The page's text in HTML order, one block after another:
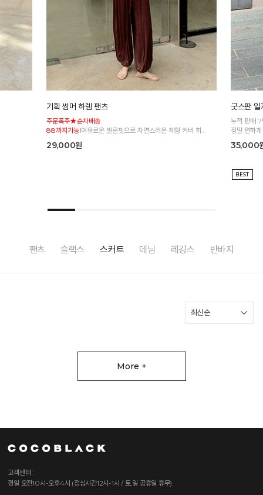
기획 썸머 하렘 팬츠
주문폭주★순차배송
88까지가능!여유로운 벌룬핏으로 자연스러운 체형 커버 허리
전체 밴딩으로 편안한 착용감
29,000원
굿스판
누적 판매
정말 편하
35,000
팬츠 슬랙스 스커트 데님 레깅스 반바지
More +
고객센터 :
평일 오전10시-오후4시 (점심시간12시-1시 / 토,일 공휴일 휴무)